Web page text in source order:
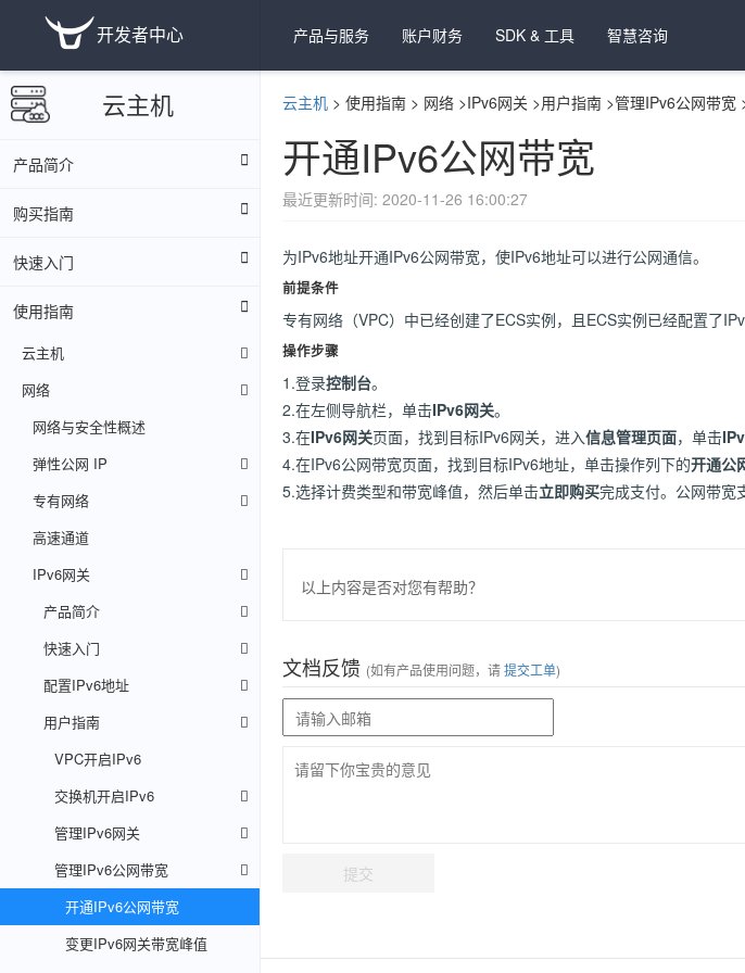
开发者中心 产品与服务 账户财务 SDK & 工具 智慧咨询
云主机
产品简介
购买指南
快速入门
使用指南
云主机
网络
网络与安全性概述
弹性公网 IP
专有网络
高速通道
IPv6网关
产品简介
快速入门
配置IPv6地址
用户指南
VPC开启IPv6
交换机开启IPv6
管理IPv6网关
管理IPv6公网带宽
开通IPv6公网带宽
变更IPv6网关带宽峰值
云主机 > 使用指南 > 网络 >IPv6网关 >用户指南 >管理IPv6公网带宽
开通IPv6公网带宽
最近更新时间: 2020-11-26 16:00:27
为IPv6地址开通IPv6公网带宽，使IPv6地址可以进行公网通信。
前提条件
专有网络（VPC）中已经创建了ECS实例，且ECS实例已经配置了
操作步骤
1.登录控制台。
2.在左侧导航栏，单击IPv6网关。
3.在IPv6网关页面，找到目标IPv6网关，进入信息管理页面，单击
4.在IPv6公网带宽页面，找到目标IPv6地址，单击操作列下的开通公
5.选择计费类型和带宽峰值，然后单击立即购买完成支付。公网带宽
以上内容是否对您有帮助？
文档反馈 (如有产品使用问题，请提交工单)
提交